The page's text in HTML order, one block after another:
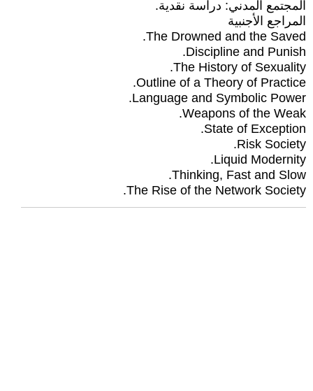
المجتمع المدني: دراسة نقدية.
المراجع الأجنبية
The Drowned and the Saved.
Discipline and Punish.
The History of Sexuality.
Outline of a Theory of Practice.
Language and Symbolic Power.
Weapons of the Weak.
State of Exception.
Risk Society.
Liquid Modernity.
Thinking, Fast and Slow.
The Rise of the Network Society.